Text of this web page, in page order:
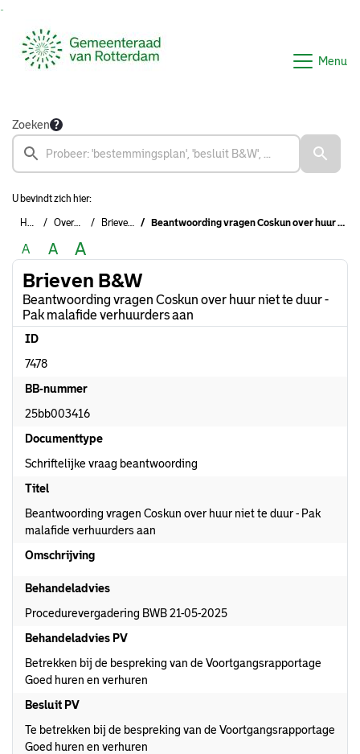
Menu
Zoeken
U bevindt zich hier:
Home Overzichten Brieven B&W Beantwoording vragen Coskun over huur niet te duur - Pak malafide verhuurders aan
A A A
Brieven B&W
Beantwoording vragen Coskun over huur niet te duur -
Pak malafide verhuurders aan
ID
7478
BB-nummer
25bb003416
Documenttype
Schriftelijke vraag beantwoording
Titel
Beantwoording vragen Coskun over huur niet te duur - Pak
malafide verhuurders aan
Omschrijving
Behandeladvies
Procedurevergadering BWB 21-05-2025
Behandeladvies PV
Betrekken bij de bespreking van de Voortgangsrapportage
Goed huren en verhuren
Besluit PV
Te betrekken bij de bespreking van de Voortgangsrapportage
Goed huren en verhuren